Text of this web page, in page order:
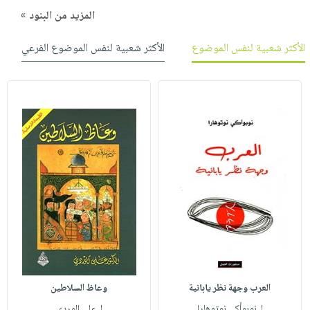
المزيد من البنود »
الأكثر شعبية لنفس الموضوع
الأكثر شعبية لنفس الموضوع الفرعي
العرب وجهة نظر يابانية
وعاظ السلاطين